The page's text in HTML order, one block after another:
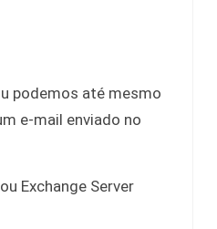
podemos até mesmo
e-mail enviado no
Exchange Server